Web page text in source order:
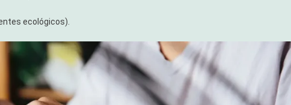
ecológicos).